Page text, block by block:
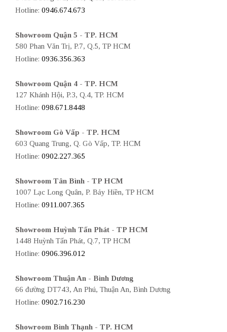
Hotline: 0946.674.673
Showroom Quận 5 - TP. HCM
580 Phan Văn Trị, P.7, Q.5, TP HCM
Hotline: 0936.356.363
Showroom Quận 4 - TP. HCM
127 Khánh Hội, P.3, Q.4, TP. HCM
Hotline: 098.671.8448
Showroom Gò Vấp - TP. HCM
603 Quang Trung, Q. Gò Vấp, TP. HCM
Hotline: 0902.227.365
Showroom Tân Bình - TP HCM
1007 Lạc Long Quân, P. Bảy Hiền, TP HCM
Hotline: 0911.007.365
Showroom Huỳnh Tấn Phát - TP HCM
1448 Huỳnh Tấn Phát, Q.7, TP HCM
Hotline: 0906.396.012
Showroom Thuận An - Bình Dương
66 đường DT743, An Phú, Thuận An, Bình Dương
Hotline: 0902.716.230
Showroom Bình Thạnh - TP. HCM